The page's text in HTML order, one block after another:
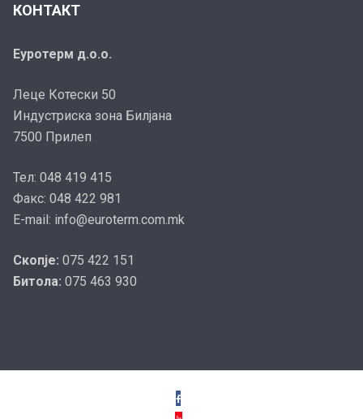
КОНТАКТ
Еуротерм д.о.о.
Леце Котески 50
Индустриска зона Билјана
7500 Прилеп
Тел: 048 419 415
Факс: 048 422 981
E-mail: info@euroterm.com.mk
Скопје: 075 422 151
Битола: 075 463 930